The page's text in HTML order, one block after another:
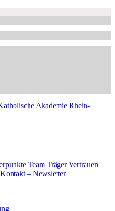
Team TrägerVertrauen
– Newsletter